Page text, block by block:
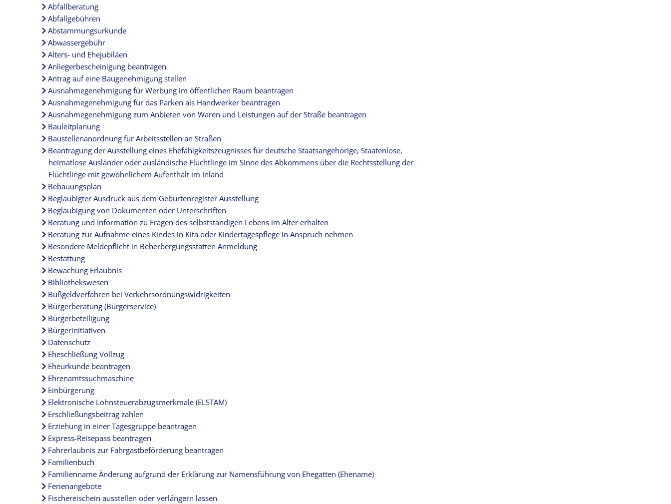
Abfallberatung
Abfallgebühren
Abstammungsurkunde
Abwassergebühr
Alters- und Ehejubiläen
Anliegerbescheinigung beantragen
Antrag auf eine Baugenehmigung stellen
Ausnahmegenehmigung für Werbung im öffentlichen Raum beantragen
Ausnahmegenehmigung für das Parken als Handwerker beantragen
Ausnahmegenehmigung zum Anbieten von Waren und Leistungen auf der Straße beantragen
Bauleitplanung
Baustellenanordnung für Arbeitsstellen an Straßen
Beantragung der Ausstellung eines Ehefähigkeitszeugnisses für deutsche Staatsangehörige, Staatenlose,
heimatlose Ausländer oder ausländische Flüchtlinge im Sinne des Abkommens über die Rechtsstellung der
Flüchtlinge mit gewöhnlichem Aufenthalt im Inland
Bebauungsplan
Beglaubigter Ausdruck aus dem Geburtenregister Ausstellung
Beglaubigung von Dokumenten oder Unterschriften
Beratung und Information zu Fragen des selbstständigen Lebens im Alter erhalten
Beratung zur Aufnahme eines Kindes in Kita oder Kindertagespflege in Anspruch nehmen
Besondere Meldepflicht in Beherbergungsstätten Anmeldung
Bestattung
Bewachung Erlaubnis
Bibliothekswesen
Bußgeldverfahren bei Verkehrsordnungswidrigkeiten
Bürgerberatung (Bürgerservice)
Bürgerbeteiligung
Bürgerinitiativen
Datenschutz
Eheschließung Vollzug
Eheurkunde beantragen
Ehrenamtssuchmaschine
Einbürgerung
Elektronische Lohnsteuerabzugsmerkmale (ELSTAM)
Erschließungsbeitrag zahlen
Erziehung in einer Tagesgruppe beantragen
Express-Reisepass beantragen
Fahrerlaubnis zur Fahrgastbeförderung beantragen
Familienbuch
Familienname Änderung aufgrund der Erklärung zur Namensführung von Ehegatten (Ehename)
Ferienangebote
Fischereischein ausstellen oder verlängern lassen